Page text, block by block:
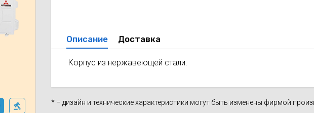
Описание Доставка
Корпус из нержавеющей стали.
* – дизайн и технические характеристики могут быть изменены фирмой
Wi-Fi модуля для кондиционеров